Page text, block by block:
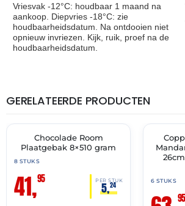
Vriesvak -12°C: houdbaar 1 maand na
aankoop. Diepvries -18°C: zie
houdbaarheidsdatum. Na ontdooien niet
opnieuw invriezen. Kijk, ruik, proef na de
houdbaarheidsdatum.
GERELATEERDE PRODUCTEN
✓ VAST ASSORTIMENT
THT:
30-
Chocolade Room
Plaatgebak 8×510 gram
8 STUKS
41,95 PER STUK
5,24
✓ VAST
6 STUKS
95